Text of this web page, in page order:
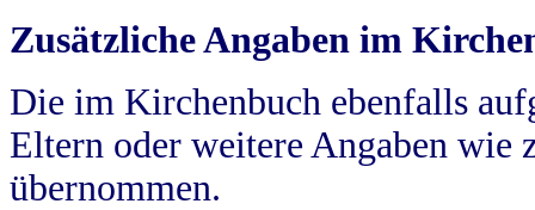
Zusätzliche Angaben im
Die im Kirchenbuch ebenfalls
Eltern oder weitere Angaben wie
übernommen.